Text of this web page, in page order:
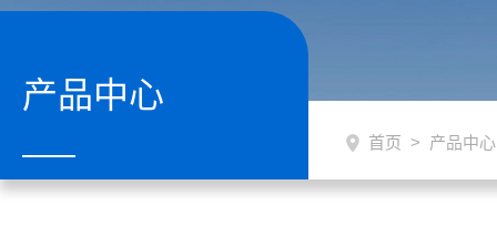
产品中心
首页 > 产品中心